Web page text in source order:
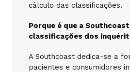
cálculo das classificações.
Porque é que a
classificações dos
A Southcoast dedica-se a
pacientes e consumidores